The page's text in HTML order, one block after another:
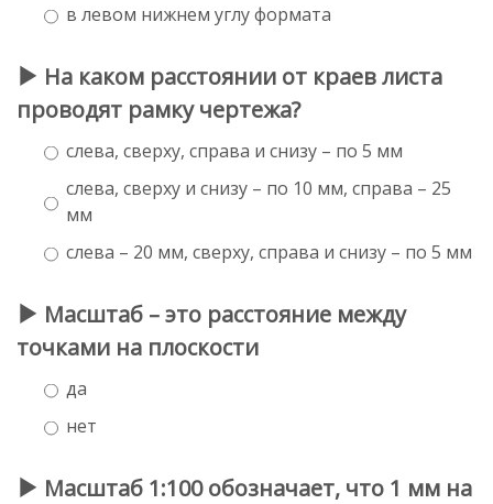
в левом нижнем углу формата
На каком расстоянии от краев листа
проводят рамку чертежа?
слева, сверху, справа и снизу – по 5 мм
слева, сверху и снизу – по 10 мм, справа – 25
мм
слева – 20 мм, сверху, справа и снизу – по 5 мм
Масштаб – это расстояние между
точками на плоскости
да
нет
Масштаб 1:100 обозначает, что 1 мм на